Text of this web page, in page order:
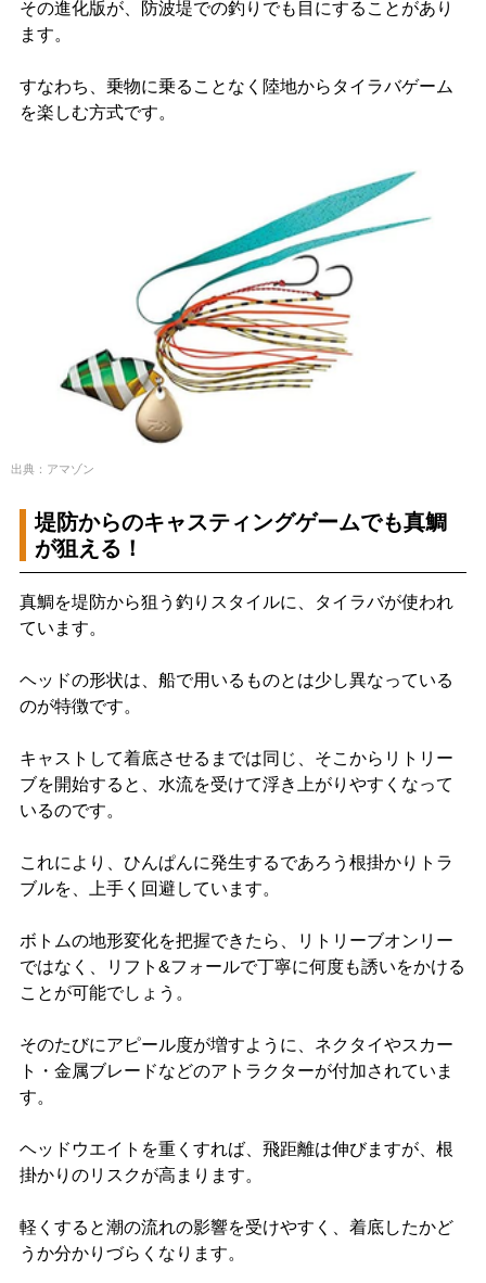
その進化版が、防波堤での釣りでも目にすることがあり
ます。
すなわち、乗物に乗ることなく陸地からタイラバゲーム
を楽しむ方式です。
出典：アマゾン
堤防からのキャスティングゲームでも真鯛
が狙える！
真鯛を堤防から狙う釣りスタイルに、タイラバが使われ
ています。
ヘッドの形状は、船で用いるものとは少し異なっている
のが特徴です。
キャストして着底させるまでは同じ、そこからリトリー
ブを開始すると、水流を受けて浮き上がりやすくなって
いるのです。
これにより、ひんぱんに発生するであろう根掛かりトラ
ブルを、上手く回避しています。
ボトムの地形変化を把握できたら、リトリーブオンリー
ではなく、リフト&フォールで丁寧に何度も誘いをかける
ことが可能でしょう。
そのたびにアピール度が増すように、ネクタイやスカー
ト・金属ブレードなどのアトラクターが付加されていま
す。
ヘッドウエイトを重くすれば、飛距離は伸びますが、根
掛かりのリスクが高まります。
軽くすると潮の流れの影響を受けやすく、着底したかど
うか分かりづらくなります。